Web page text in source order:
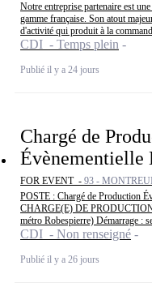
Notre entreprise partenaire est
gamme française. Son atout
d'activité qui produit à la
CDI - Temps plein
Publié il y a 24 jours
Chargé de
Évènementielle
FOR EVENT - 93 -
POSTE : Chargé de Production
CHARGE(E) DE
métro Robespierre) Démarrage :
CDI - Non renseigné
Publié il y a 26 jours